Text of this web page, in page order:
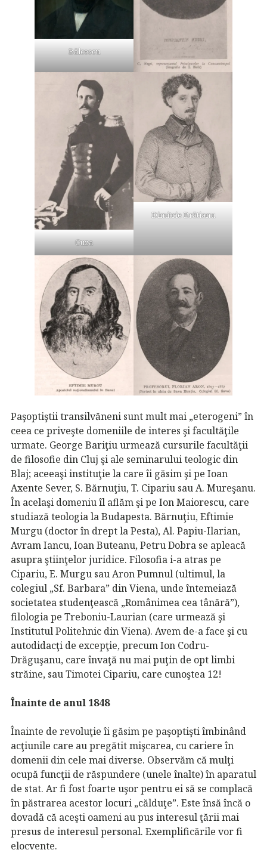
Bălcescu
Cuza
Dimitrie Brătianu
Paşoptiştii transilvăneni sunt mult mai „eterogeni” în
ceea ce priveşte domeniile de interes şi facultăţile
urmate. George Bariţiu urmează cursurile facultăţii
de filosofie din Cluj şi ale seminarului teologic din
Blaj; aceeaşi instituţie la care îi găsim şi pe Ioan
Axente Sever, S. Bărnuţiu, T. Cipariu sau A. Mureşanu.
În acelaşi domeniu îl aflăm şi pe Ion Maiorescu, care
studiază teologia la Budapesta. Bărnuţiu, Eftimie
Murgu (doctor în drept la Pesta), Al. Papiu-Ilarian,
Avram Iancu, Ioan Buteanu, Petru Dobra se apleacă
asupra ştiinţelor juridice. Filosofia i-a atras pe
Cipariu, E. Murgu sau Aron Pumnul (ultimul, la
colegiul „Sf. Barbara” din Viena, unde întemeiază
societatea studenţească „Românimea cea tânără”),
filologia pe Treboniu-Laurian (care urmează şi
Institutul Politehnic din Viena). Avem de-a face şi cu
autodidacţi de excepţie, precum Ion Codru-
Drăguşanu, care învaţă nu mai puţin de opt limbi
străine, sau Timotei Cipariu, care cunoştea 12!
Înainte de anul 1848
Înainte de revoluţie îi găsim pe paşoptişti îmbinând
acţiunile care au pregătit mişcarea, cu cariere în
domenii din cele mai diverse. Observăm că mulţi
ocupă funcţii de răspundere (unele înalte) în aparatul
de stat. Ar fi fost foarte uşor pentru ei să se complacă
în păstrarea acestor locuri „călduţe”. Este însă încă o
dovadă că aceşti oameni au pus interesul ţării mai
presus de interesul personal. Exemplificările vor fi
elocvente.